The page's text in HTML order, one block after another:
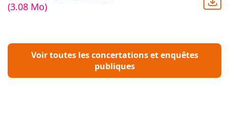
(3.08 Mo)
Voir toutes les concertations et enquêtes
publiques